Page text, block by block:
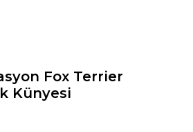
Fox Terrier
Künyesi